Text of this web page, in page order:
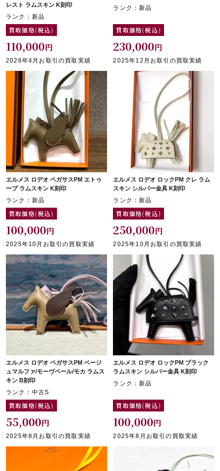
レスト ラムスキン K刻印
ランク：新品
買取価格(税込)
110,000円
2026年4月お取引の買取実績
ランク：新品
買取価格(税込)
230,000円
2025年12月お取引の買取実績
エルメス ロデオ ペガサスPM エトゥ
ープ ラムスキン K刻印
ランク：新品
買取価格(税込)
100,000円
2025年10月お取引の買取実績
エルメス ロデオ ロックPM クレ ラム
スキン シルバー金具 K刻印
ランク：新品
買取価格(税込)
250,000円
2025年10月お取引の買取実績
エルメス ロデオ ペガサスPM ベージ
ュマルファ/モーヴペール/モカ ラムス
キン B刻印
ランク：中古S
買取価格(税込)
55,000円
2025年8月お取引の買取実績
エルメス ロデオ ロックPM ブラック
ラムスキン シルバー金具 K刻印
ランク：新品
買取価格(税込)
100,000円
2025年8月お取引の買取実績